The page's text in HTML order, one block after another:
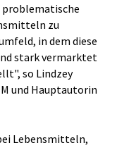
zu
in dem diese
stark vermarktet
so Lindzey
und Hauptautorin
Lebensmitteln,